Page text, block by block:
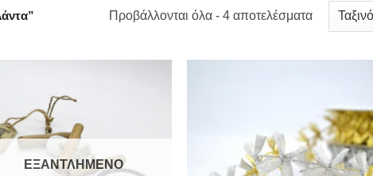
Προβάλλονται όλα - 4 αποτελέσματαSorted
high
ΕΞΑΝΤΛΗΜΈΝΟ